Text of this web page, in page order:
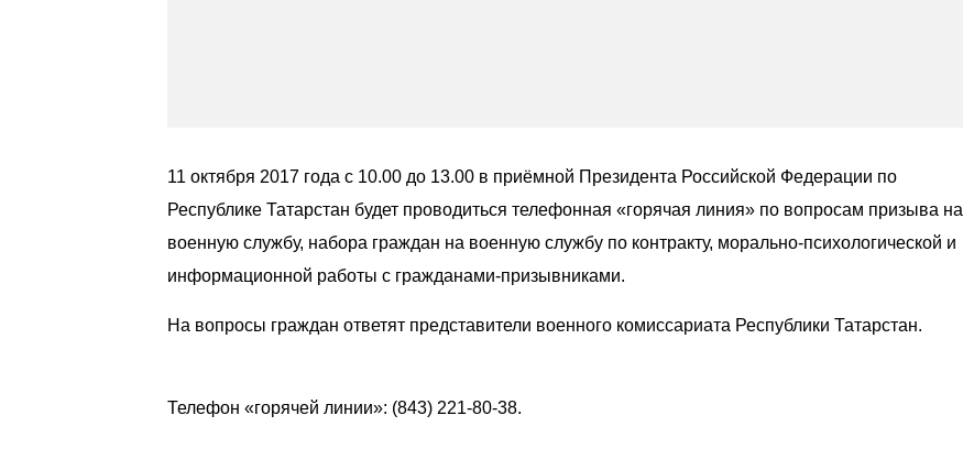
11 октября 2017 года с 10.00 до 13.00 в приёмной Президента Российской Федерации по
Республике Татарстан будет проводиться телефонная «горячая линия» по вопросам призыва на
военную службу, набора граждан на военную службу по контракту, морально-психологической и
информационной работы с гражданами-призывниками.
На вопросы граждан ответят представители военного комиссариата Республики Татарстан.
Телефон «горячей линии»: (843) 221-80-38.